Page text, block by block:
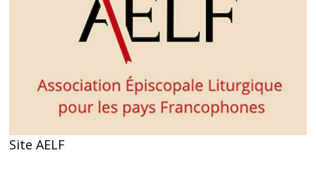
Site AELF